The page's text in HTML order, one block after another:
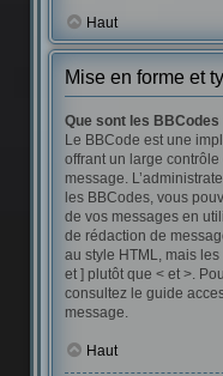
Haut
Mise en forme et
Que sont les BBCodes
Le BBCode est une
offrant un large contrôle
message.
les BBCodes, vous
de vos messages en
de rédaction de
au style HTML, mais
et ] plutôt que < et >.
consultez le guide
message.
Haut